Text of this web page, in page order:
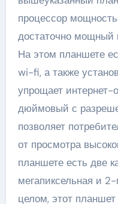
процессор
достаточно мощный
На этом планшете
wi-fi, а также
упрощает
дюймовый с
позволяет
от просмотра
планшете есть две
мегапиксельная и
целом, этот